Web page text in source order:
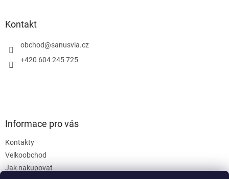
Kontakt
obchod@sanusvia.cz
+420 604 245 725
Informace pro vás
Kontakty
Velkoobchod
Jak nakupovat